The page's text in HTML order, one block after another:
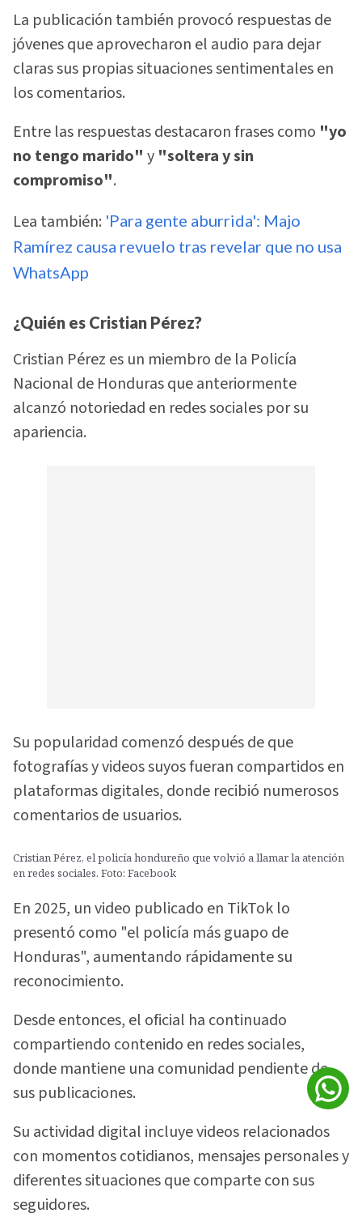
La publicación también provocó respuestas de
jóvenes que aprovecharon el audio para dejar
claras sus propias situaciones sentimentales en
los comentarios.
Entre las respuestas destacaron frases como "yo
no tengo marido" y "soltera y sin
compromiso".
Lea también: 'Para gente aburrida': Majo
Ramírez causa revuelo tras revelar que no usa
WhatsApp
¿Quién es Cristian Pérez?
Cristian Pérez es un miembro de la Policía
Nacional de Honduras que anteriormente
alcanzó notoriedad en redes sociales por su
apariencia.
Su popularidad comenzó después de que
fotografías y videos suyos fueran compartidos en
plataformas digitales, donde recibió numerosos
comentarios de usuarios.
Cristian Pérez, el policía hondureño que volvió a llamar la atención
en redes sociales. Foto: Facebook
En 2025, un video publicado en TikTok lo
presentó como "el policía más guapo de
Honduras", aumentando rápidamente su
reconocimiento.
Desde entonces, el oficial ha continuado
compartiendo contenido en redes sociales,
donde mantiene una comunidad pendiente de
sus publicaciones.
Su actividad digital incluye videos relacionados
con momentos cotidianos, mensajes personales y
diferentes situaciones que comparte con sus
seguidores.